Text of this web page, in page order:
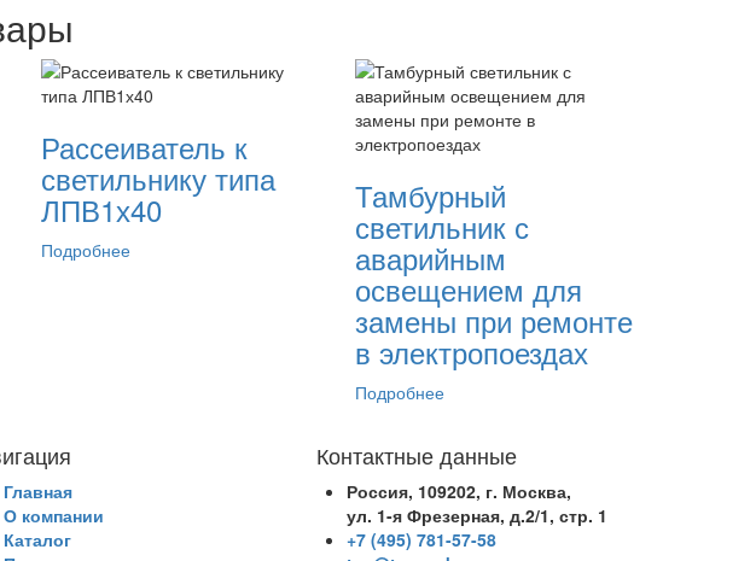
Рассеиватель к
светильнику типа
ЛПВ1х40
Подробнее
Тамбурный
светильник с
аварийным
освещением для
замены при ремонте
в электропоездах
Подробнее
О компании
Контактные данные
Россия, 109202, г. Москва,
ул. 1-я Фрезерная, д.2/1, стр. 1
+7 (495) 781-57-58